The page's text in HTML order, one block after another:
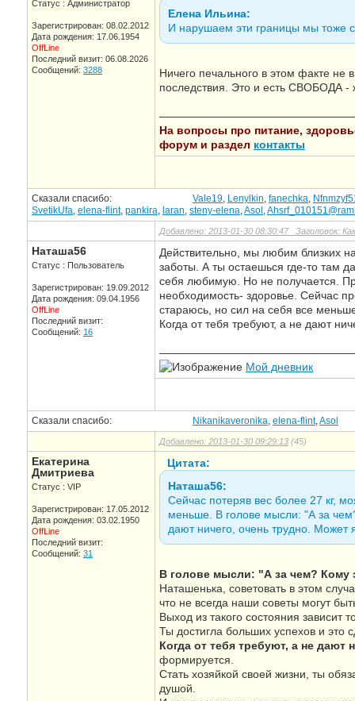
Статус : Администратор
Зарегистрирован: 08.02.2012
Дата рождения: 17.06.1954
OffLine
Последний визит: 06.08.2026
Сообщений: 3288
Елена Ильина:
И нарушаем эти границы мы тоже
Ничего печального в этом факте
последствия. Это и есть СВОБОДА -
На вопросы про питание,
форум и раздел контакты
Сказали спасибо: Vale19, Lenylkin, fanechka,
SvetikUfa, elena-flint, pankira, laran, steny-elena,Asol ,
Добавлено: 2013-01-30 08:30:47 Заголовок:
Наташа56
Статус : Пользователь
Зарегистрирован: 19.09.2012
Дата рождения: 09.04.1956
OffLine
Последний визит:
Сообщений: 16
Действительно, мы любим близких
заботы. А ты остаешься где-то там
себя любимую. Но не получается.
необходимость- здоровье. Сейчас
стараюсь, но сил на себя все
Когда от тебя требуют, а не дают
Мой дневник
Сказали спасибо: Nikanikaveronika, elena-flint,Asol
Добавлено: 2013-01-30 09:29:13 (45)
Екатерина
Дмитриева
Статус : VIP
Зарегистрирован: 17.05.2012
Дата рождения: 03.02.1950
OffLine
Последний визит:
Сообщений: 31
Цитата:
Наташа56:
Сейчас потеряв вес более 27 кг,
меньше. В голове мысли: "А за
дают ничего, очень трудно. Может
В голове мысли: "А за чем? Кому
Наташенька, советовать в этом
что не всегда наши советы могут
Выход из такого состояния зависит
Ты достигла больших успехов и это
Когда от тебя требуют, а не дают
формируется.
Стать хозяйкой своей жизни, ты
душой.